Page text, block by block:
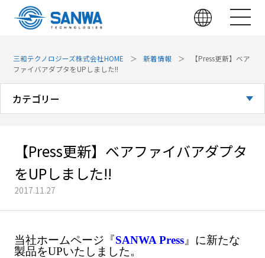
三和テクノロジーズ株式会社HOME 新着情報
【Press更新】ベア
ファイバアダプタをUPしました!!
カテゴリー
お知らせ
展示会
【Press更新】ベアファイバアダプタ
をUPしました!!
2017.11.27
当社ホームページ『SANWA Press』に新たな
製品をUPいたしました。